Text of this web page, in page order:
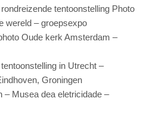
tentoonstelling Photo
wereld – groepsexpo
Oude kerk Amsterdam –
in Utrecht –
Groningen
– Musea dea eletricidade –